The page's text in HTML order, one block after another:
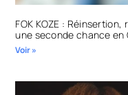
FOK KOZE :
une seconde chance en
Voir »